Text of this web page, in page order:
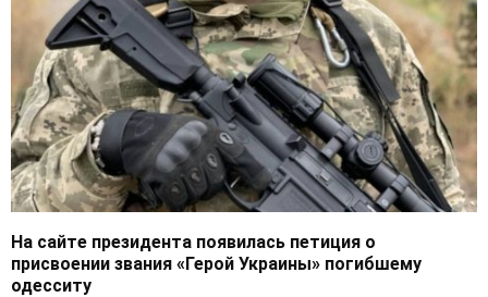
На сайте президента появилась петиция о
присвоении звания «Герой Украины» погибшему
одесситу